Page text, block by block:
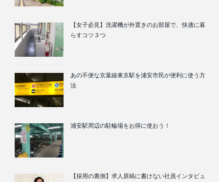
【女子必見】洗濯機が外置きのお部屋で、快適に暮
らすコツ３つ
あの不便な京葉線東京駅を浦安市民が便利に使う方
法
浦安駅周辺の駐輪場をお得に使おう！
【採用の裏側】求人原稿に書けない社員インタビュ